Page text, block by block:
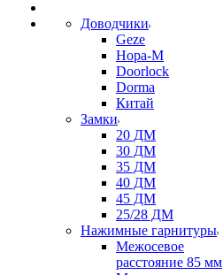
Доводчики
Geze
Нора-М
Doorlock
Dorma
Китай
Замки
20 ДМ
30 ДМ
35 ДМ
40 ДМ
45 ДМ
25/28 ДМ
Нажимные гарнитуры
Межосевое
расстояние 85 мм